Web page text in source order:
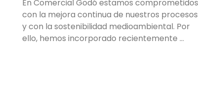
En Comercial Godó estamos comprometidos
con la mejora continua de nuestros procesos
y con la sostenibilidad medioambiental. Por
ello, hemos incorporado recientemente …